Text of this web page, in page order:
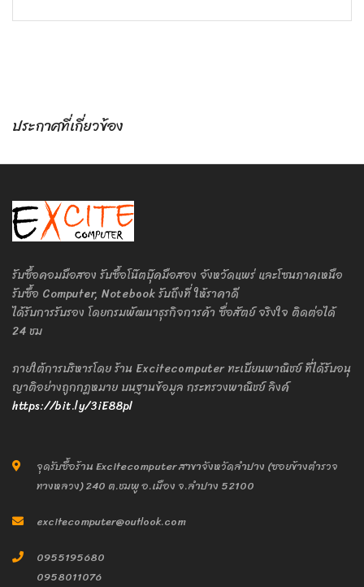
ประกาศที่เกี่ยวข้อง
รับซื้อคอมมือสอง รับซื้อโน๊ตบุ๊คมือสอง จังหวัดแพร่ และโซนภาคเหนือ
รับซื้อ Computer, Notebook รับถึงที่ ให้ราคาดี
ได้รับการรับรอง โดยกรมพัฒนาธุรกิจการค้า ซื่อสัตย์ จริงใจ ติดต่อได้
24 ชม
ภายใต้การบริหารโดย ร้าน Excitecomputer ทะเบียนพาณิชย์ ที่ได้รับอนุ
ญาติอย่างถูกกฎหมาย บนฐานข้อมูล กระทรวงพาณิชย์ ลิงค์
https://bit.ly/3iE88pl
จุดรับซื้อร้าน Excitecomputer สาขาจังหวัดลำปาง (ซอยข้างตำรวจ
ทางหลวง) 240 ต.ชมพู อ.เมือง จ.ลำปาง 52100
excitecomputer@outlook.com
0955195680
0958011076